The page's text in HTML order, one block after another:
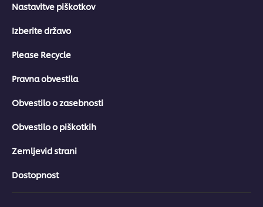
Nastavitve piškotkov
Izberite državo
Please Recycle
Pravna obvestila
Obvestilo o zasebnosti
Obvestilo o piškotkih
Zemljevid strani
Dostopnost